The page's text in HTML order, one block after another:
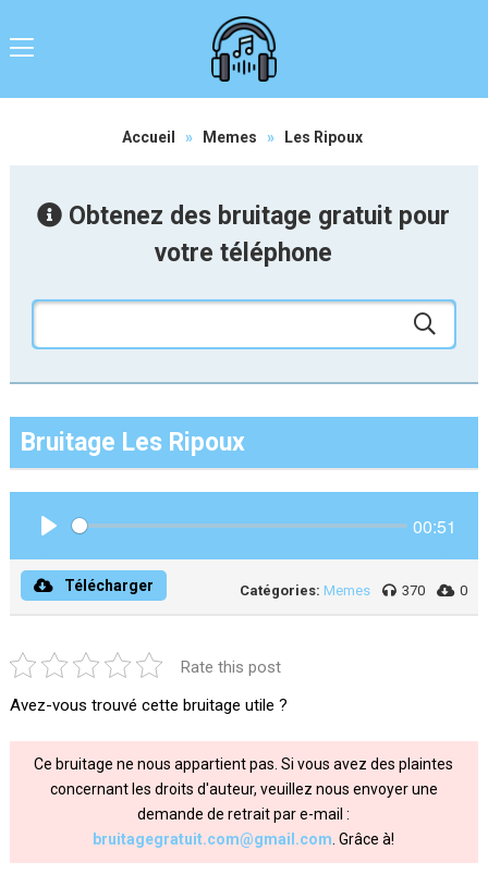
Accueil » Memes » Les Ripoux
Obtenez des bruitage gratuit pour
votre téléphone
Bruitage Les Ripoux
00:51
Télécharger Catégories: Memes 370 0
Rate this post
Avez-vous trouvé cette bruitage utile ?
Ce bruitage ne nous appartient pas. Si vous avez des plaintes
concernant les droits d'auteur, veuillez nous envoyer une
demande de retrait par e-mail :
bruitagegratuit.com@gmail.com . Grâce à!